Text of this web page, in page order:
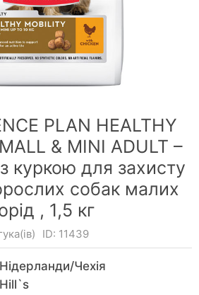
PLAN HEALTHY
& MINI ADULT –
куркою для захисту
собак малих
, 1,5 кг
ID: 11439
Нідерланди/Чехія
Hill`s